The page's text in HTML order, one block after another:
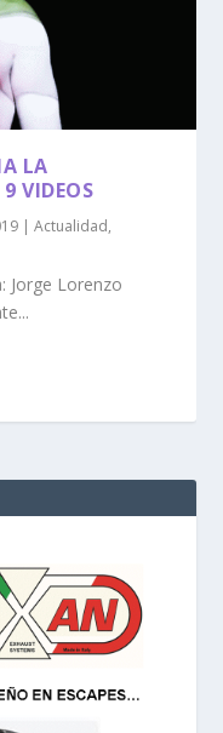
LA
VIDEOS
|Actualidad,
Jorge Lorenzo